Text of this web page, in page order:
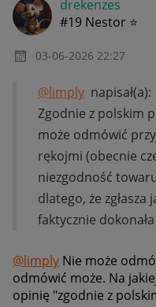
drekenzes
#19 Nestor ⭐
‎03-06-2026 22:27
@limply napisał(a):
Zgodnie z polskim
może odmówić
rękojmi (obecnie
niezgodność
dlatego, że
faktycznie
@limply Nie może
odmówić może. Na
opinię "zgodnie z